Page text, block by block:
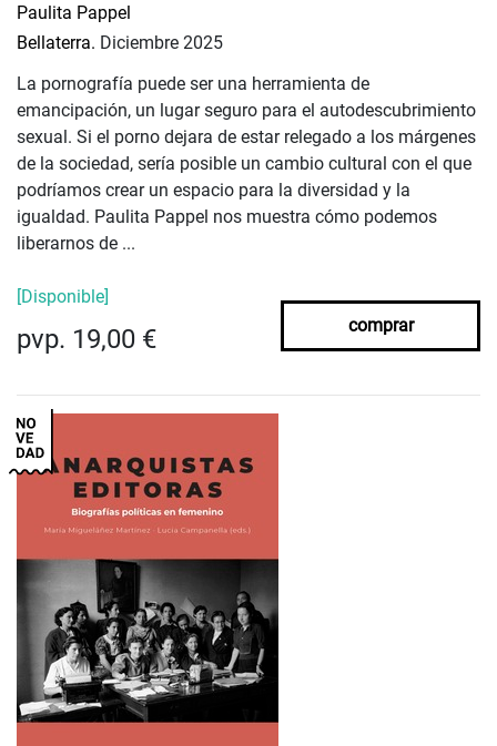
Paulita Pappel
Bellaterra. Diciembre 2025
La pornografía puede ser una herramienta de
emancipación, un lugar seguro para el autodescubrimiento
sexual. Si el porno dejara de estar relegado a los márgenes
de la sociedad, sería posible un cambio cultural con el que
podríamos crear un espacio para la diversidad y la
igualdad. Paulita Pappel nos muestra cómo podemos
liberarnos de ...
[Disponible]
pvp. 19,00 € comprar